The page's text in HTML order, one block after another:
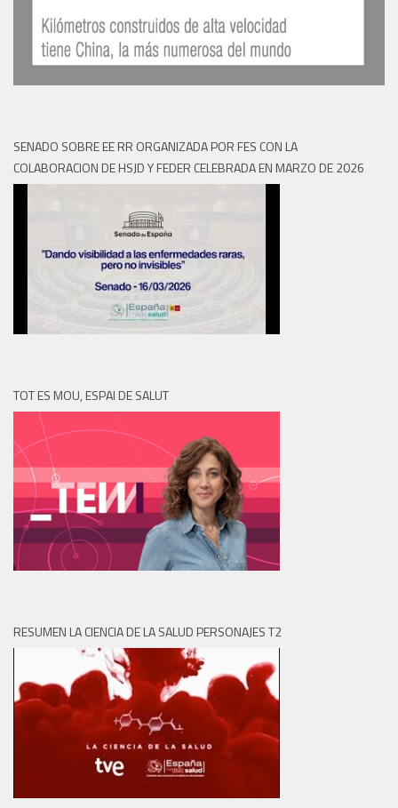
SENADO SOBRE EE RR ORGANIZADA POR FES CON LA
COLABORACION DE HSJD Y FEDER CELEBRADA EN MARZO DE 2026
TOT ES MOU, ESPAI DE SALUT
RESUMEN LA CIENCIA DE LA SALUD PERSONAJES T2